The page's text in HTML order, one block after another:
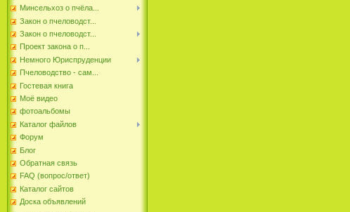
Минсельхоз о пчёла...
Закон о пчеловодст...
Закон о пчеловодст...
Проект закона о п...
Немного Юриспруденции
Пчеловодство - сам...
Гостевая книга
Моё видео
фотоальбомы
Каталог файлов
Форум
Блог
Обратная связь
FAQ (вопрос/ответ)
Каталог сайтов
Доска объявлений